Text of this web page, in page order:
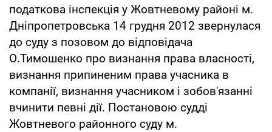
податкова інспекція у Жовтневому районі м.
Дніпропетровська 14 грудня 2012 звернулася
до суду з позовом до відповідача
О.Тимошенко про визнання права власності,
визнання припиненим права учасника в
компанії, визнання учасником і зобов'язанні
вчинити певні дії. Постановою судді
Жовтневого районного суду м.